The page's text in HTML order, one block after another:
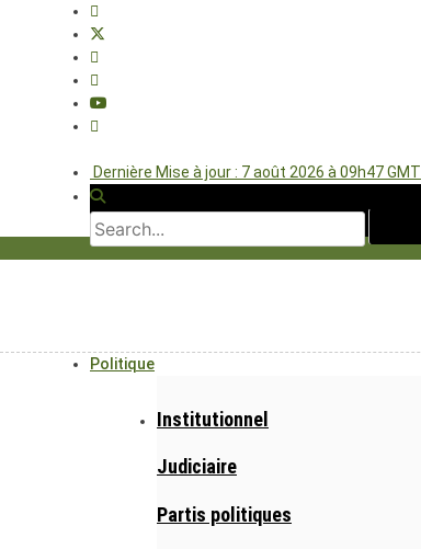
Dernière Mise à jour : 7 août 2026 à 09h47 GMT
Politique
Institutionnel
Judiciaire
Partis politiques